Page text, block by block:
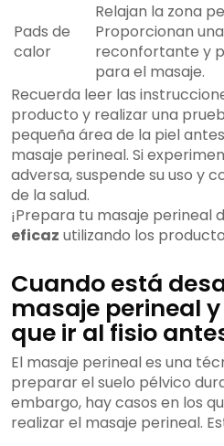
Pads de
calor
Relajan la zona
Proporcionan
reconfortante y
para el masaje.
Recuerda leer las
producto y realizar una
pequeña área de la piel
masaje perineal. Si
adversa, suspende su uso y
de la salud.
¡Prepara tu masaje perineal
eficaz utilizando los
Cuando está
masaje perineal
que ir al fisio
El masaje perineal es una
preparar el suelo pélvico
embargo, hay casos en los
realizar el masaje perineal.